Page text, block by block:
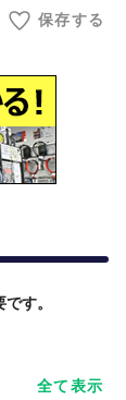
保存する
す。
全て表示